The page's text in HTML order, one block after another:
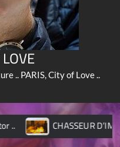
.. PARIS, City of Love ..
D’IMAGES – Octobre 2017